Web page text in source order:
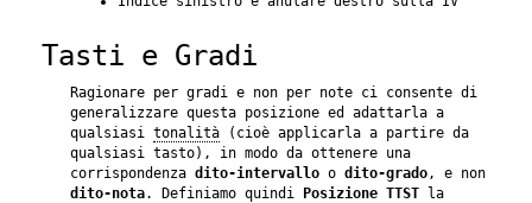
Tasti e Gradi
Ragionare per gradi e non per note ci consente di
generalizzare questa posizione ed adattarla a
qualsiasi tonalità (cioè applicarla a partire da
qualsiasi tasto), in modo da ottenere una
corrispondenza dito-intervallo o dito-grado, e non
dito-nota. Definiamo quindi Posizione TTST la